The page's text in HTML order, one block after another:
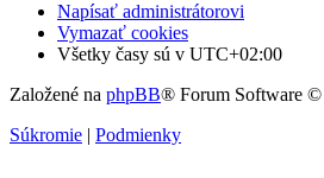
Napísať administrátorovi
Vymazať cookies
Všetky časy sú v UTC+02:00
Založené na phpBB® Forum Software
Súkromie | Podmienky